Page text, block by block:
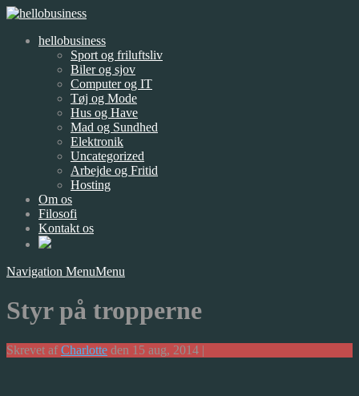
hellobusiness
Sport og friluftsliv
Biler og sjov
Computer og IT
Tøj og Mode
Hus og Have
Mad og Sundhed
Elektronik
Uncategorized
Arbejde og Fritid
Hosting
Om os
Filosofi
Kontakt os
Navigation MenuMenu
Styr på tropperne
Skrevet af Charlotte den 15 aug, 2014 |